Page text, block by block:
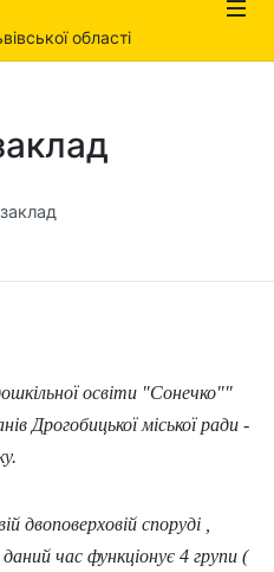
області
освіти "Сонечко""
Дрогобицької міської ради -
двоповерховій споруді ,
час функціонує 4 групи (